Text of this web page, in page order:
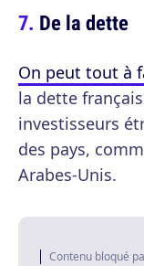
De la dette
On peut tout à
la dette
investisseurs
des pays,
Arabes-Unis.
Contenu bloqué